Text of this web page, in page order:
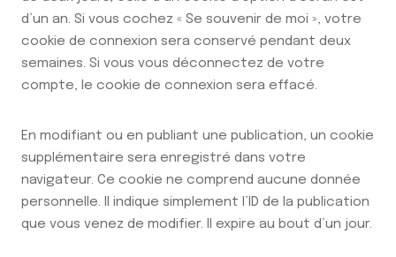
d’un an. Si vous cochez « Se souvenir de moi », votre
cookie de connexion sera conservé pendant deux
semaines. Si vous vous déconnectez de votre
compte, le cookie de connexion sera effacé.
En modifiant ou en publiant une publication, un cookie
supplémentaire sera enregistré dans votre
navigateur. Ce cookie ne comprend aucune donnée
personnelle. Il indique simplement l’ID de la publication
que vous venez de modifier. Il expire au bout d’un jour.